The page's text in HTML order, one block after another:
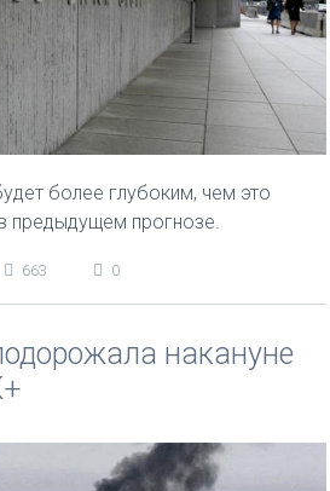
более глубоким, чем это
предыдущем прогнозе.
663 0
накануне